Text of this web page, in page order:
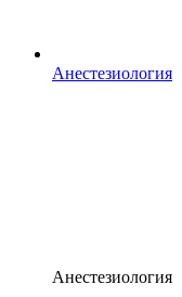
Анестезиология
Анестезиология